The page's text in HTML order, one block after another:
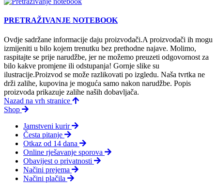
PRETRAŽIVANJE NOTEBOOK
Ovdje sadržane informacije daju proizvodači.A proizvodači ih mogu
izmijeniti u bilo kojem trenutku bez prethodne najave. Molimo,
raspitajte se prije narudžbe, jer ne možemo preuzeti odgovornost za
bilo kakve promjene ili odstupanja! Gornje slike su
ilustracije.Proizvod se može razlikovati po izgledu. Naša tvrtka ne
drži zalihe, kupovina je moguća samo nakon narudžbe. Popis
proizvoda prikazuje zalihe naših dobavljača.
Nazad na vrh stranice
Shop
Jamstveni kurir
Česta pitanje
Otkaz od 14 dana
Online rješavanje sporova
Obavijest o privatnosti
Načini prejema
Načini plačila